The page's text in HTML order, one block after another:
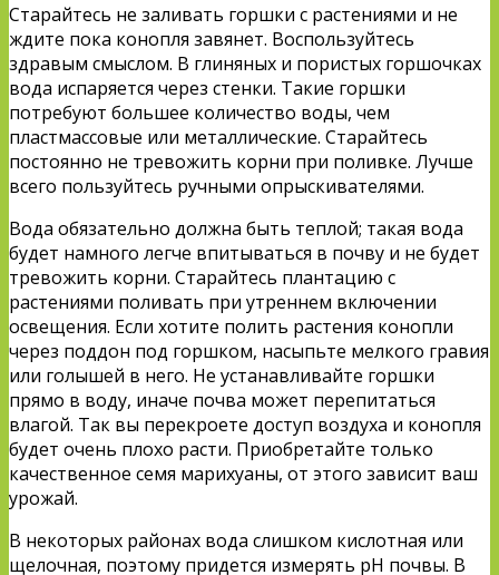
Старайтесь не заливать горшки с растениями и не
ждите пока конопля завянет. Воспользуйтесь
здравым смыслом. В глиняных и пористых горшочках
вода испаряется через стенки. Такие горшки
потребуют большее количество воды, чем
пластмассовые или металлические. Старайтесь
постоянно не тревожить корни при поливке. Лучше
всего пользуйтесь ручными опрыскивателями.
Вода обязательно должна быть теплой; такая вода
будет намного легче впитываться в почву и не будет
тревожить корни. Старайтесь плантацию с
растениями поливать при утреннем включении
освещения. Если хотите полить растения конопли
через поддон под горшком, насыпьте мелкого гравия
или голышей в него. Не устанавливайте горшки
прямо в воду, иначе почва может перепитаться
влагой. Так вы перекроете доступ воздуха и конопля
будет очень плохо расти. Приобретайте только
качественное семя марихуаны, от этого зависит ваш
урожай.
В некоторых районах вода слишком кислотная или
щелочная, поэтому придется измерять рН почвы. В